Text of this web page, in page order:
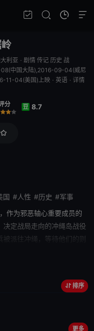
利亚 · 剧情 传记 历史 战
中国大陆),2016-09-04(威尼
11-04(美国)上映 · 英语 · 详情
分 豆 8.7
国 #人性 #历史 #军事
为邪恶轴心重要成员的
决定战局走向的冲绳岛战役
被派往冲绳，等待他们的则
群人中间，却有一个不愿
。可因童年和家庭的原因，
持下，戴斯蒙德仅凭一己
排序
更多